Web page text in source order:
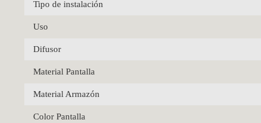
Tipo de instalación
Uso
Difusor
Material Pantalla
Material Armazón
Color Pantalla